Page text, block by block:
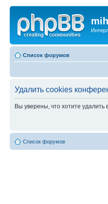
Список форумов
Удалить cookies
Вы уверены, что хотите
Список форумов